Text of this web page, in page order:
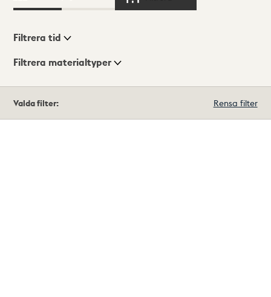
Visningsläge
Filtrera tid
Filtrera materialtyper
träffar
Valda filter: Rensa filter